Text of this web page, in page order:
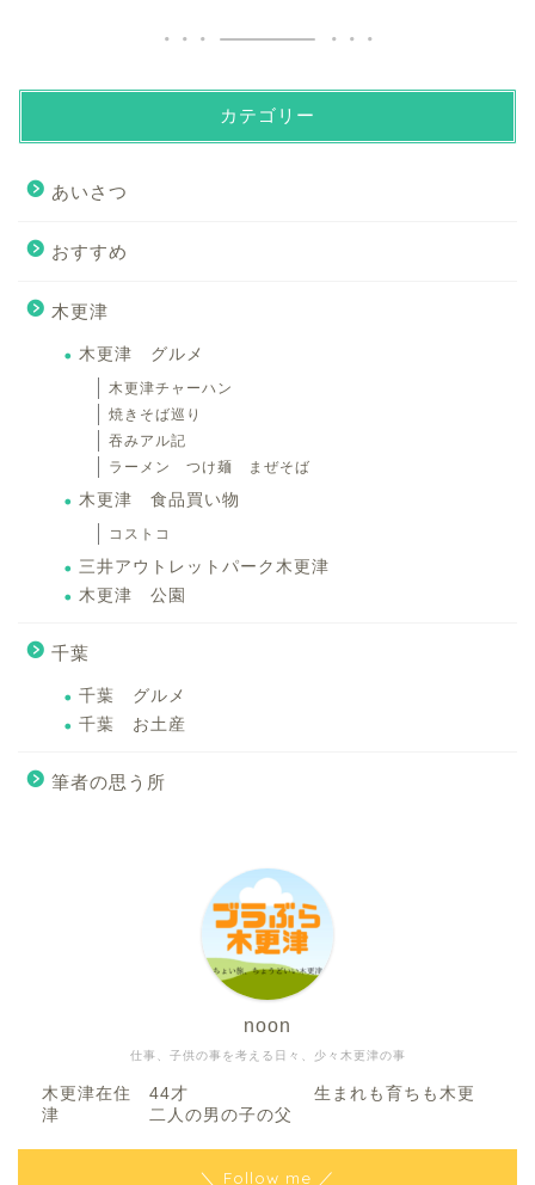
カテゴリー
あいさつ
おすすめ
木更津
木更津 グルメ
木更津チャーハン
焼きそば巡り
吞みアル記
ラーメン つけ麺 まぜそば
木更津 食品買い物
コストコ
三井アウトレットパーク木更津
木更津 公園
千葉
千葉 グルメ
千葉 お土産
筆者の思う所
仕事、子供の事を考える日々、少々木更津の事
noon
木更津在住 44才 生まれも育ちも木更
津 二人の男の子の父
＼ Follow me ／